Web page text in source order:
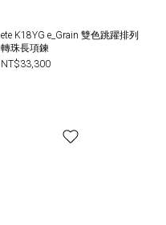
ete K18YG e_Grain 雙色跳躍排列
轉珠長項鍊
NT$33,300